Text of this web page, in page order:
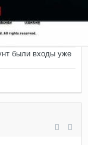
были входы уже